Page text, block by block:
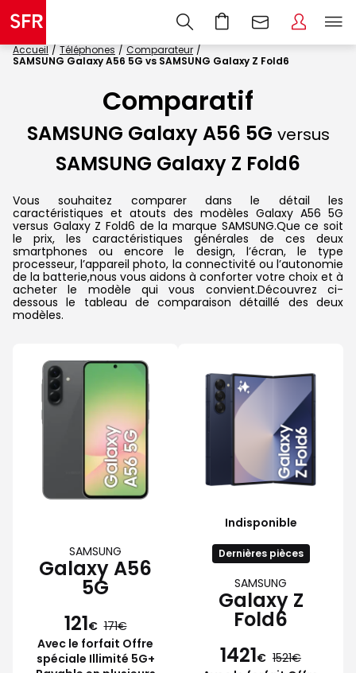
Accueil Téléphones
Comparateur
SAMSUNG Galaxy A56 5G vs SAMSUNG Galaxy Z Fold6
Comparatif
SAMSUNG Galaxy A56 5G versus
SAMSUNG Galaxy Z Fold6
Vous souhaitez comparer dans le détail les
caractéristiques et atouts des modèles Galaxy A56 5G
versus Galaxy Z Fold6 de la marque SAMSUNG.Que ce soit
le prix, les caractéristiques générales de ces deux
smartphones ou encore le design, l’écran, le type
processeur, l’appareil photo, la connectivité ou l’autonomie
de la batterie,nous vous aidons à conforter votre choix et à
acheter le modèle qui vous convient.Découvrez ci-
dessous le tableau de comparaison détaillé des deux
modèles.
SAMSUNG
Galaxy A56
5G
121€ 171
Avec le forfait Offre
spéciale Illimité 5G+
Indisponible
Dernières pièces
SAMSUNG
Galaxy Z
Fold6
1421€ 1521